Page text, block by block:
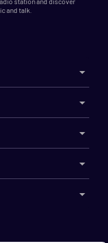
and talk.